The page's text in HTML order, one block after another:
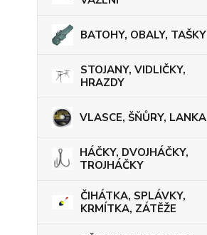
BATOHY, OBALY, TAŠKY
STOJANY, VIDLIČKY,
HRAZDY
VLASCE, ŠŇŮRY, LANKA
HÁČKY, DVOJHÁČKY,
TROJHÁČKY
ČIHÁTKA, SPLÁVKY,
KRMÍTKA, ZÁTĚŽE